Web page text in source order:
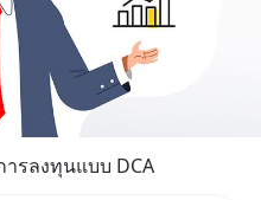
รลงทุนแบบ DCA